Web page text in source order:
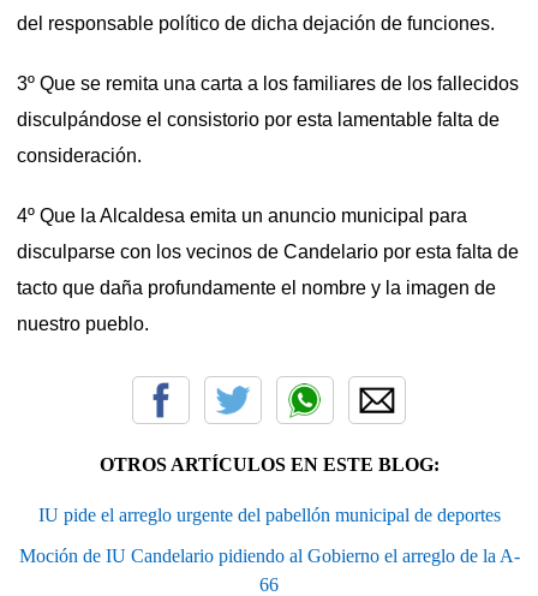
del responsable político de dicha dejación de funciones.
3º Que se remita una carta a los familiares de los fallecidos
disculpándose el consistorio por esta lamentable falta de
consideración.
4º Que la Alcaldesa emita un anuncio municipal para
disculparse con los vecinos de Candelario por esta falta de
tacto que daña profundamente el nombre y la imagen de
nuestro pueblo.
OTROS ARTÍCULOS EN ESTE BLOG:
IU pide el arreglo urgente del pabellón municipal de deportes
Moción de IU Candelario pidiendo al Gobierno el arreglo de la A-
66